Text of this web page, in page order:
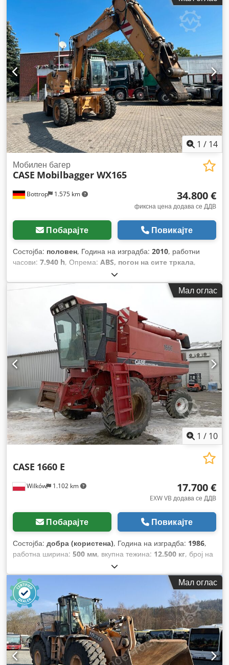
хидраулични системи,
1 / 14
Bottrop 1.575 km
Мобилен багер
CASE Mobilbagger WX165
34.800 €
фиксна цена додава се ДДВ
Побарајте Повикајте
Состојба: половен, Година на изградба: 2010, работни
часови: 7.940 h, Опрема: ABS, погон на сите тркала,
Мал оглас
1 / 10
Wilków 1.102 km
CASE 1660 E
17.700 €
EXW VB додава се ДДВ
Побарајте Повикајте
Состојба: добра (користена), Година на изградба: 1986,
работна ширина: 500 мм, вкупна тежина: 12.500 кг, број на
Мал оглас